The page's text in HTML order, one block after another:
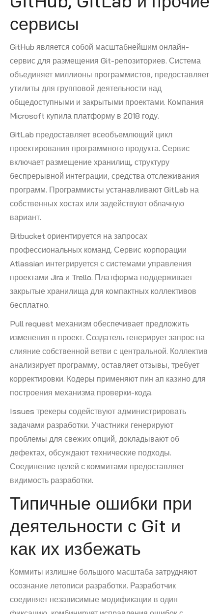
сервисы
GitHub является собой масштабнейшим онлайн-
сервис для размещения Git-репозиториев. Система
объединяет миллионы программистов, предоставляет
утилиты для групповой деятельности над
общедоступными и закрытыми проектами. Компания
Microsoft купила платформу в 2018 году.
GitLab предоставляет всеобъемлющий цикл
проектирования программного продукта. Сервис
включает размещение хранилищ, структуру
беспрерывной интеграции, средства отслеживания
программ. Программисты устанавливают GitLab на
собственных хостах или задействуют облачную
вариант.
Bitbucket ориентируется на запросах
профессиональных команд. Сервис корпорации
Atlassian интегрируется с системами управления
проектами Jira и Trello. Платформа поддерживает
закрытые хранилища для компактных коллективов
бесплатно.
Pull request механизм обеспечивает предложить
изменения в проект. Создатель генерирует запрос на
слияние собственной ветви с центральной. Коллектив
анализирует программу, оставляет отзывы, требует
корректировки. Кодеры применяют пин ап казино для
построения механизма проверки-кода.
Issues трекеры содействуют администрировать
задачами разработки. Участники генерируют
проблемы для свежих опций, докладывают об
дефектах, обсуждают технические подходы.
Соединение целей с коммитами предоставляет
видимость разработки.
Типичные ошибки при
деятельности с Git и
как их избежать
Коммиты излишне большого масштаба затрудняют
осознание летописи разработки. Разработчик
соединяет независимые модификации в один